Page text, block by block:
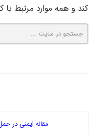
کند و همه موارد مرتبط با
مقاله ایمنی در